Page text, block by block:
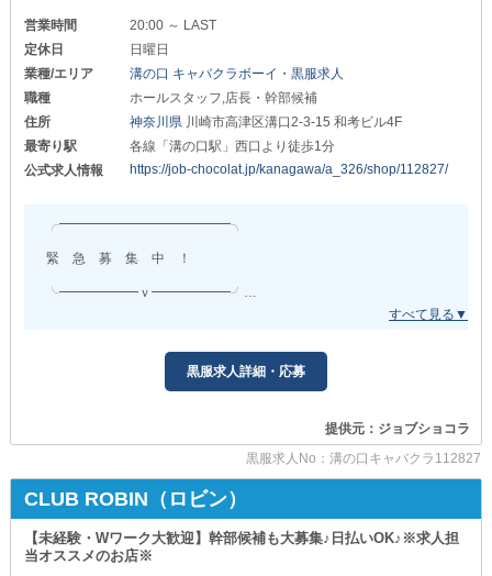
《送り》を完備しています。
電車を始発まで待つ必要はありません！
■事前準備は不要■
￣￣￣￣￣￣￣￣￣
お仕事で着る制服は《貸与》しています◎
初期費用をかけずに始められるのは魅力です。
┗━━━━━━━━━━━━━━━━━━━━┛
そんな方はぜひご連絡をください！
《体験入社》も受け付けているため
また、裏方業務に興味がある
《女性》からのご応募もお待ちしています！
❖安心・安全の優良法人経営店❖
￣￣￣￣￣￣￣￣￣￣￣￣￣￣￣
この時期でも新規店をオープンできるほど
勢いのある会社のため、空きポストも多数あります！
また、鷺沼以外に町田を始めとした
他エリアにも系列店があります。
ご質問がありましたらお気軽にご連絡ください！
ホールスタッフの正社員であれば
＋『各種手当』もあります。
┏━━━━━━━━━━━━━━━━━━━━━━┓
・シフト手当 30,000円
・付回手当 40,000円（主任相当）
・黒服管理手当 50,000円
┗━━━━━━━━━━━━━━━━━━━━━━┛
一生懸命頑張っている方は、正当に評価し
お給料にしっかり還元していきます◎
また『昇給・昇格』も随時実施。
努力・能力次第でグングン給与が上がるため
安定だけでなく「上を目指したい」「稼ぎたい」という
やる気に満ち溢れた方にもオススメです！
営業時間
20:00 ～ LAST
定休日
日曜日
業種/エリア
溝の口 キャバクラボーイ・黒服求人
職種
ホールスタッフ,店長・幹部候補
住所
神奈川県 川崎市高津区溝口2-3-15 和考ビル4F
最寄り駅
各線「溝の口駅」西口より徒歩1分
公式求人情報
https://job-chocolat.jp/kanagawa/a_326/shop/112827/
╭━━━━━━━━━━━━━╮
緊 急 募 集 中 ！
╰━━━━━━ｖ━━━━━━╯
アクセス抜群のキャバクラで
ナイトワークを始めませんか？
イチから丁寧にお教えするので
ゼロからのスタートでも心配いりません。
業界完全未経験からスタートした方も
多数活躍しています◎
黒服求人詳細・応募
提供元：ジョブショコラ
黒服求人No：溝の口キャバクラ112827
CLUB ROBIN（ロビン）
【未経験・Wワーク大歓迎】幹部候補も大募集♪日払いOK♪※求人担
当オススメのお店※